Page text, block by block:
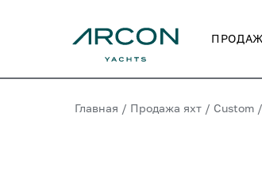
Главная / Продажа яхт / Custom /